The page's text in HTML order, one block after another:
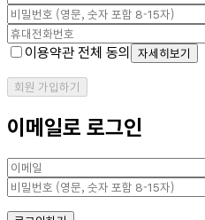
이용약관 전체 동의 자세히보기
회원 가입하기
이메일로 로그인